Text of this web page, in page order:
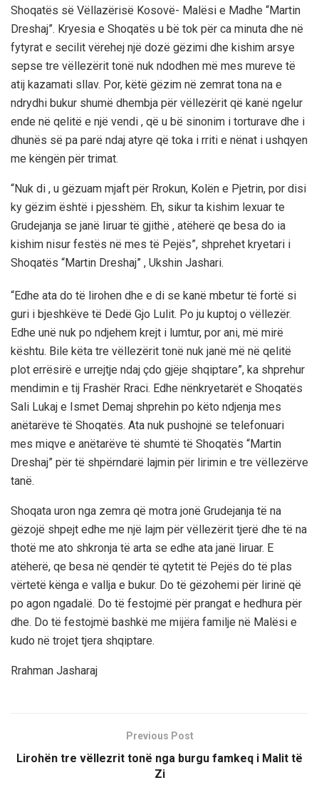
Shoqatës së Vëllazërisë Kosovë- Malësi e Madhe “Martin
Dreshaj”. Kryesia e Shoqatës u bë tok për ca minuta dhe në
fytyrat e secilit vërehej një dozë gëzimi dhe kishim arsye
sepse tre vëllezërit tonë nuk ndodhen më mes mureve të
atij kazamati sllav. Por, këtë gëzim në zemrat tona na e
ndrydhi bukur shumë dhembja për vëllezërit që kanë ngelur
ende në qelitë e një vendi , që u bë sinonim i torturave dhe i
dhunës së pa parë ndaj atyre që toka i rriti e nënat i ushqyen
me këngën për trimat.
“Nuk di , u gëzuam mjaft për Rrokun, Kolën e Pjetrin, por disi
ky gëzim është i pjesshëm. Eh, sikur ta kishim lexuar te
Grudejanja se janë liruar të gjithë , atëherë qe besa do ia
kishim nisur festës në mes të Pejës”, shprehet kryetari i
Shoqatës “Martin Dreshaj” , Ukshin Jashari.
“Edhe ata do të lirohen dhe e di se kanë mbetur të fortë si
guri i bjeshkëve të Dedë Gjo Lulit. Po ju kuptoj o vëllezër.
Edhe unë nuk po ndjehem krejt i lumtur, por ani, më mirë
kështu. Bile këta tre vëllezërit tonë nuk janë më në qelitë
plot errësirë e urrejtje ndaj çdo gjëje shqiptare”, ka shprehur
mendimin e tij Frashër Rraci. Edhe nënkryetarët e Shoqatës
Sali Lukaj e Ismet Demaj shprehin po këto ndjenja mes
anëtarëve të Shoqatës. Ata nuk pushojnë se telefonuari
mes miqve e anëtarëve të shumtë të Shoqatës “Martin
Dreshaj” për të shpërndarë lajmin për lirimin e tre vëllezërve
tanë.
Shoqata uron nga zemra që motra jonë Grudejanja të na
gëzojë shpejt edhe me një lajm për vëllezërit tjerë dhe të na
thotë me ato shkronja të arta se edhe ata janë liruar. E
atëherë, qe besa në qendër të qytetit të Pejës do të plas
vërtetë kënga e vallja e bukur. Do të gëzohemi për lirinë që
po agon ngadalë. Do të festojmë për prangat e hedhura për
dhe. Do të festojmë bashkë me mijëra familje në Malësi e
kudo në trojet tjera shqiptare.
Rrahman Jasharaj
Previous Post
Lirohën tre vëllezrit tonë nga burgu famkeq i Malit të
Zi